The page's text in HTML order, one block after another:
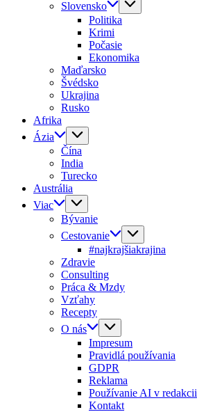
Slovensko
Politika
Krimi
Počasie
Ekonomika
Maďarsko
Švédsko
Ukrajina
Rusko
Afrika
Ázia
Čína
India
Turecko
Austrália
Viac
Bývanie
Cestovanie
#najkrajšiakrajina
Zdravie
Consulting
Práca & Mzdy
Vzťahy
Recepty
O nás
Impresum
Pravidlá používania
GDPR
Reklama
Používanie AI v redakcii
Kontakt